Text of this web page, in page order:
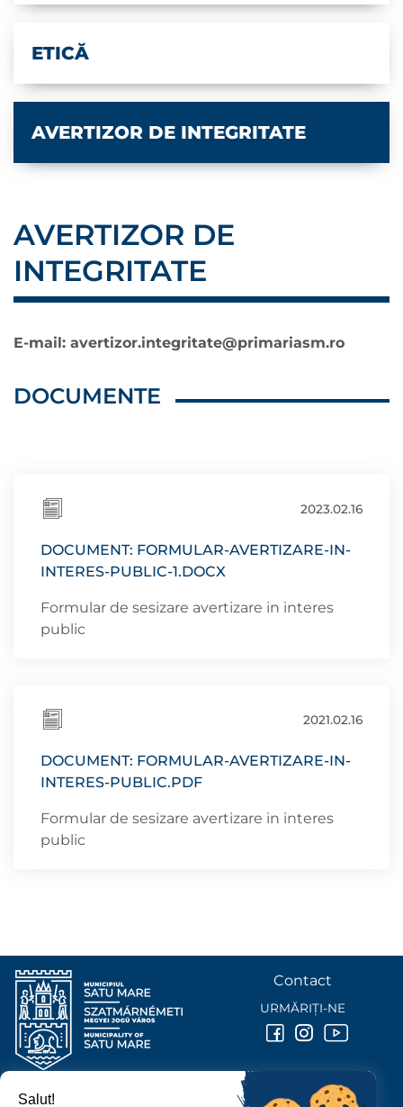
ETICĂ
AVERTIZOR DE INTEGRITATE
AVERTIZOR DE
INTEGRITATE
E-mail: avertizor.integritate@primariasm.ro
DOCUMENTE
2023.02.16
DOCUMENT: FORMULAR-AVERTIZARE-IN-
INTERES-PUBLIC-1.DOCX
Formular de sesizare avertizare in interes
public
2021.02.16
DOCUMENT: FORMULAR-AVERTIZARE-IN-
INTERES-PUBLIC.PDF
Formular de sesizare avertizare in interes
public
PRIMĂRIA MUNICIPIULUI
Contact
URMĂRIȚI-NE
Salut!